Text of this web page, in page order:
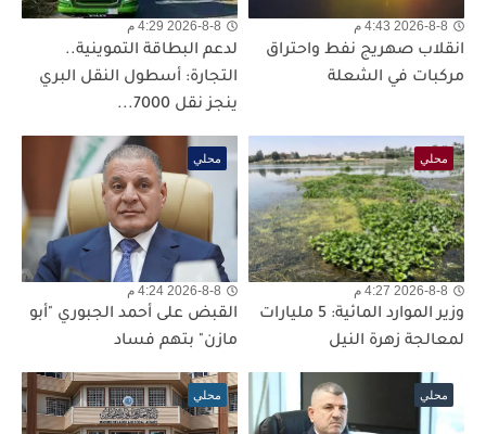
2026-8-8 4:43 م
انقلاب صهريج نفط واحتراق
مركبات في الشعلة
2026-8-8 4:29 م
لدعم البطاقة التموينية..
التجارة: أسطول النقل البري
ينجز نقل 7000...
محلي
2026-8-8 4:27 م
وزير الموارد المائية: 5 مليارات
لمعالجة زهرة النيل
محلي
2026-8-8 4:24 م
القبض على أحمد الجبوري "أبو
مازن" بتهم فساد
محلي محلي